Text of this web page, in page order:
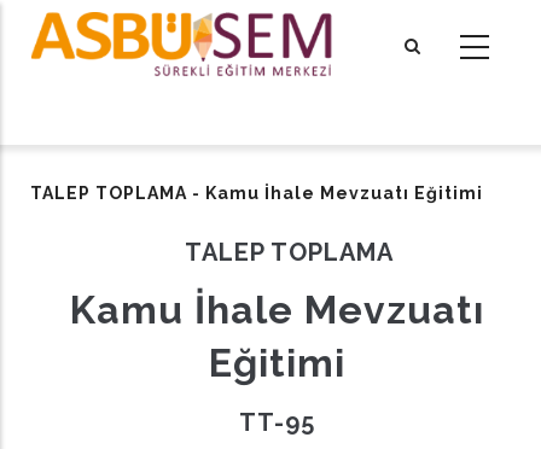
içeriğe
TALEP TOPLAMA - Kamu İhale Mevzuatı Eğitimi
TALEP TOPLAMA
Kamu İhale Mevzuatı
Eğitimi
TT-95